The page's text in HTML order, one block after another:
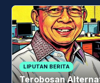
LIPUTAN BERITA
Terobosan